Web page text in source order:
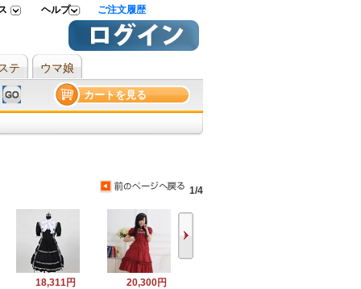
ヘルプ ご注文履歴
テ ウマ娘
カートを見る
1/4
18,311円 20,300円